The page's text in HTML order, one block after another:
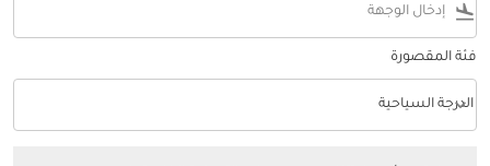
flight_land
فئة المقصورة
فئة المقصورة option الدرجة السياحية Selected
الدرجة السياحية
keyboard_arrow_down